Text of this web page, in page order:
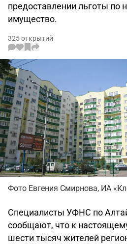
предоставлении льготы по
имущество.
325 открытий
Фото Евгения Смирнова, ИА
Специалисты УФНС по
сообщают, что к
шести тысяч жителей